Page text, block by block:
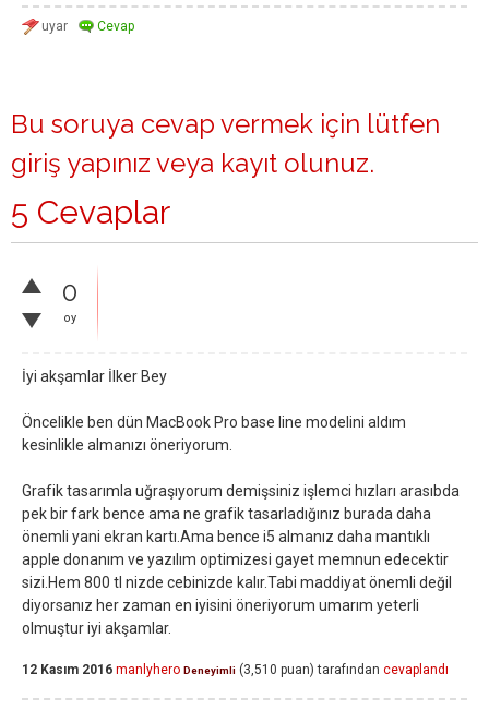
Bu soruya cevap vermek için lütfen
giriş yapınız veya kayıt olunuz.
5 Cevaplar
0
oy
İyi akşamlar İlker Bey
Öncelikle ben dün MacBook Pro base line modelini aldım
kesinlikle almanızı öneriyorum.
Grafik tasarımla uğraşıyorum demişsiniz işlemci hızları arasıbda
pek bir fark bence ama ne grafik tasarladığınız burada daha
önemli yani ekran kartı.Ama bence i5 almanız daha mantıklı
apple donanım ve yazılım optimizesi gayet memnun edecektir
sizi.Hem 800 tl nizde cebinizde kalır.Tabi maddiyat önemli değil
diyorsanız her zaman en iyisini öneriyorum umarım yeterli
olmuştur iyi akşamlar.
12 Kasım 2016 manlyhero Deneyimli (3,510 puan) tarafından cevaplandı